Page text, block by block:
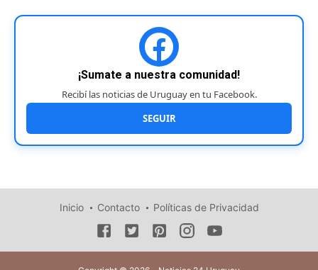
¡Sumate a nuestra comunidad!
Recibí las noticias de Uruguay en tu Facebook.
SEGUIR
Inicio Contacto Políticas de Privacidad